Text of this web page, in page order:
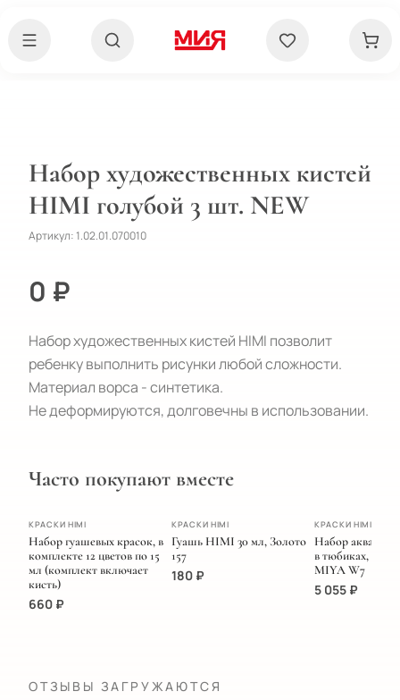
Набор художественных кистей
HIMI голубой 3 шт. NEW
Артикул:1.02.01.070010
0 ₽
Набор художественных кистей HIMI позволит
ребенку выполнить рисунки любой сложности.
Материал ворса - синтетика.
Не деформируются, долговечны в использовании.
Часто покупают вместе
ХИТ
КРАСКИ HIMI
Набор гуашевых красок, в
комплекте 12 цветов по 15
мл (комплект включает
кисть)
660 ₽
ПОПУЛЯРНОЕ
КРАСКИ HIMI
Гуашь HIMI 30 мл, Золото
157
180 ₽
ЭКСКЛЮЗИВ
КРАСКИ HIMI
Набор
в тюбиках, 5 мл/
MIYA W7
5 055 ₽
ОТЗЫВЫ ЗАГРУЖАЮТСЯ